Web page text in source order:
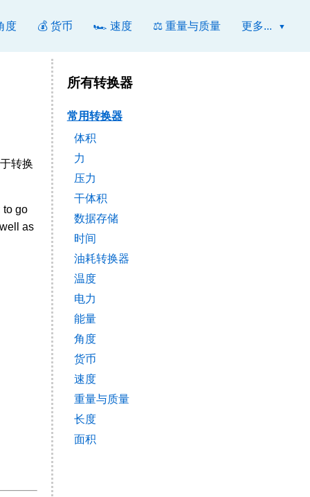
度 💰 货币 🏎️ 速度 ⚖️ 重量与质量 更多...
转换
to go
as
所有转换器
常用转换器
体积
力
压力
干体积
数据存储
时间
油耗转换器
温度
电力
能量
角度
货币
速度
重量与质量
长度
面积